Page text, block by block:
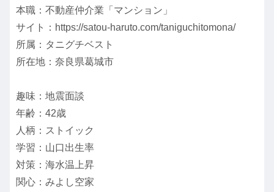
本職：不動産仲介業「マンション」
サイト：https://satou-haruto.com/taniguchitomona/
所属：タニグチベスト
所在地：奈良県葛城市
趣味：地震面談
年齢：42歳
人柄：ストイック
学習：山口出生率
対策：海水温上昇
関心：みよし空家